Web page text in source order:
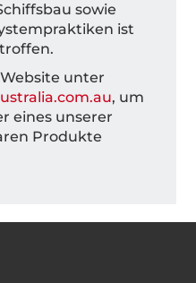
sowie
ist
unter
, um
eines unserer
Produkte